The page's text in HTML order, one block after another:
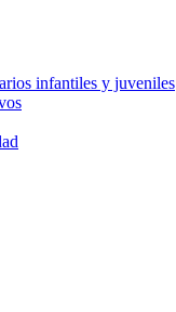
infantiles y juveniles